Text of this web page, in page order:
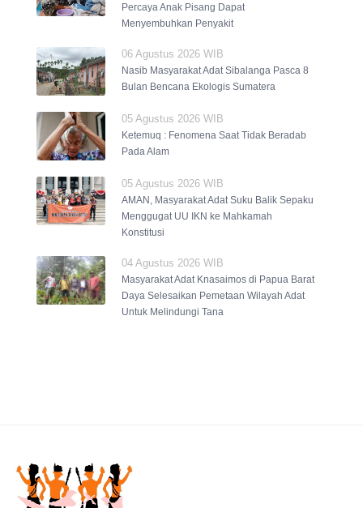
Percaya Anak Pisang Dapat
Menyembuhkan Penyakit
06 Agustus 2026 WIB
Nasib Masyarakat Adat Sibalanga Pasca 8
Bulan Bencana Ekologis Sumatera
05 Agustus 2026 WIB
Ketemuq : Fenomena Saat Tidak Beradab
Pada Alam
05 Agustus 2026 WIB
AMAN, Masyarakat Adat Suku Balik Sepaku
Menggugat UU IKN ke Mahkamah
Konstitusi
04 Agustus 2026 WIB
Masyarakat Adat Knasaimos di Papua Barat
Daya Selesaikan Pemetaan Wilayah Adat
Untuk Melindungi Tana